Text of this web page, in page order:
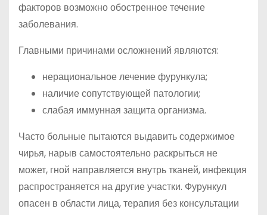
факторов возможно обостренное течение
заболевания.
Главными причинами осложнений являются:
нерациональное лечение фурункула;
наличие сопутствующей патологии;
слабая иммунная защита организма.
Часто больные пытаются выдавить содержимое
чирья, нарыв самостоятельно раскрыться не
может, гной направляется внутрь тканей, инфекция
распространяется на другие участки. Фурункул
опасен в области лица, терапия без консультации